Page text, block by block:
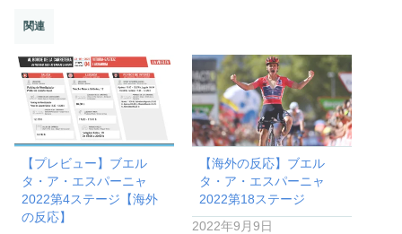
関連
【プレビュー】ブエル
タ・ア・エスパーニャ
2022第4ステージ【海外
の反応】
【海外の反応】ブエル
タ・ア・エスパーニャ
2022第18ステージ
2022年9月9日